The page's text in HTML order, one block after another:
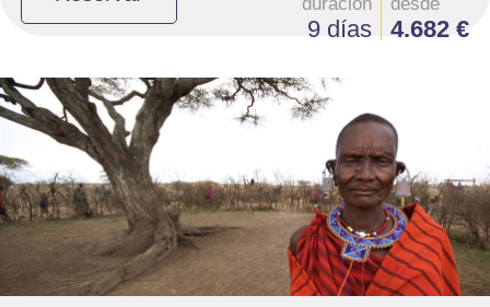
9 días 4.682 €
- Salidas: Sábados
- Ruta: 1 noche Tarangire, 2 noches Serengeti, 2 noches Karatu, 1 noche
Lake Eyasi y 1 noche Lake Manyara
- Régimen: Pensión completa